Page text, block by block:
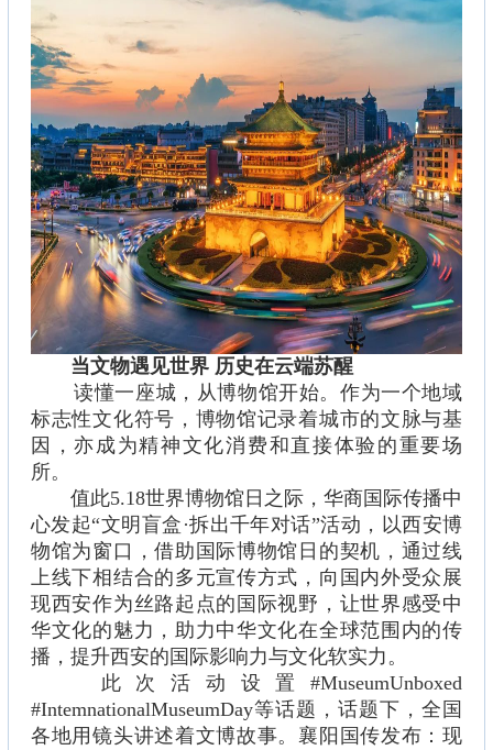
当文物遇见世界 历史在云端苏醒
读懂一座城，从博物馆开始。作为一个地域
标志性文化符号，博物馆记录着城市的文脉与基
因，亦成为精神文化消费和直接体验的重要场
所。
值此5.18世界博物馆日之际，华商国际传播中
心发起“文明盲盒·拆出千年对话”活动，以西安博
物馆为窗口，借助国际博物馆日的契机，通过线
上线下相结合的多元宣传方式，向国内外受众展
现西安作为丝路起点的国际视野，让世界感受中
华文化的魅力，助力中华文化在全球范围内的传
播，提升西安的国际影响力与文化软实力。
此次活动设置#MuseumUnboxed
#IntemnationalMuseumDay等话题，话题下，全国
各地用镜头讲述着文博故事。襄阳国传发布：现